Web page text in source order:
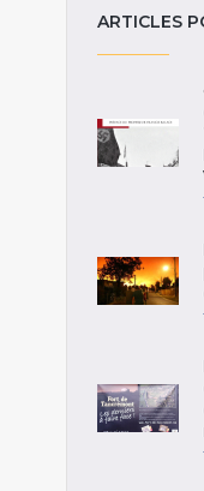
ARTICLES